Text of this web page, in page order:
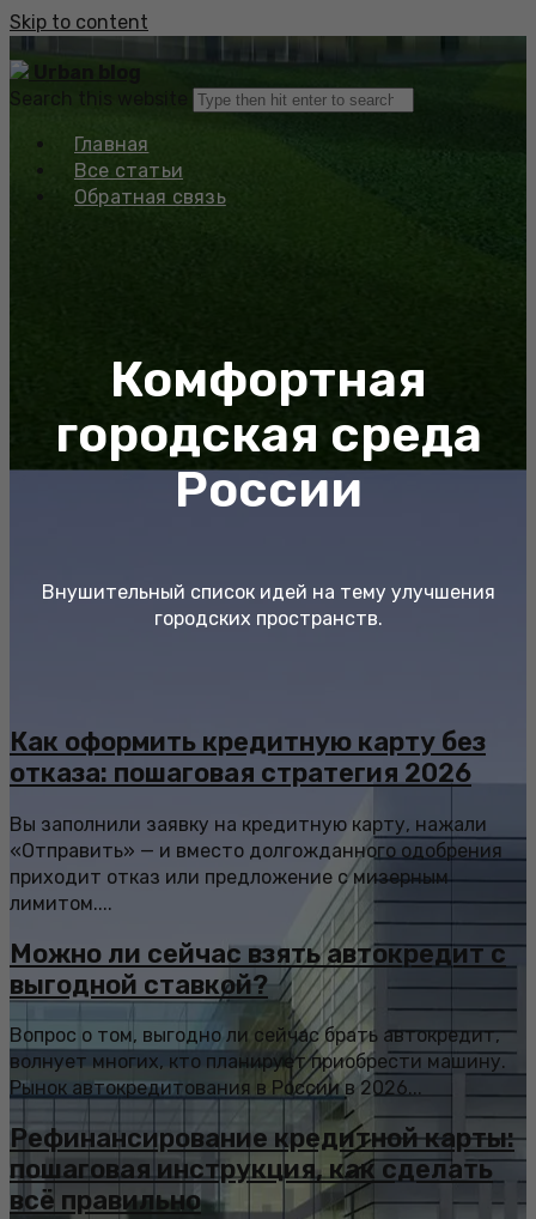
Skip to content
Urban blog
Search this website
Главная
Все статьи
Обратная связь
Комфортная
городская среда
России
Внушительный список идей на тему улучшения
городских пространств.
Как оформить кредитную карту без
отказа: пошаговая стратегия 2026
Вы заполнили заявку на кредитную карту, нажали
«Отправить» — и вместо долгожданного одобрения
приходит отказ или предложение с мизерным
лимитом....
Можно ли сейчас взять автокредит с
выгодной ставкой?
Вопрос о том, выгодно ли сейчас брать автокредит,
волнует многих, кто планирует приобрести машину.
Рынок автокредитования в России в 2026...
Рефинансирование кредитной карты:
пошаговая инструкция, как сделать
всё правильно